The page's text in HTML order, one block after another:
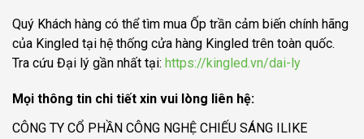
Quý Khách hàng có thể tìm mua Ốp trần cảm biến chính hãng
của Kingled tại hệ thống cửa hàng Kingled trên toàn quốc.
Tra cứu Đại lý gần nhất tại: https://kingled.vn/dai-ly
Mọi thông tin chi tiết xin vui lòng liên hệ:
CÔNG TY CỔ PHẦN CÔNG NGHỆ CHIẾU SÁNG ILIKE